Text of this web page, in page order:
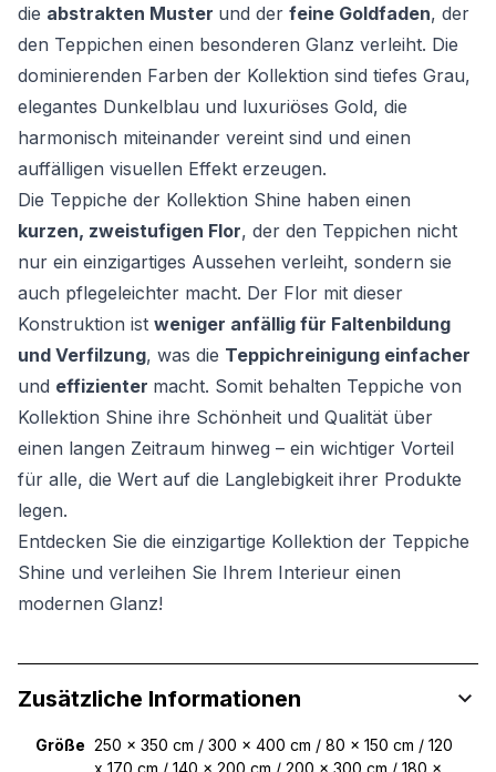
die abstrakten Muster und der feine Goldfaden, der
den Teppichen einen besonderen Glanz verleiht. Die
dominierenden Farben der Kollektion sind tiefes Grau,
elegantes Dunkelblau und luxuriöses Gold, die
harmonisch miteinander vereint sind und einen
auffälligen visuellen Effekt erzeugen.
Die Teppiche der Kollektion Shine haben einen
kurzen, zweistufigen Flor, der den Teppichen nicht
nur ein einzigartiges Aussehen verleiht, sondern sie
auch pflegeleichter macht. Der Flor mit dieser
Konstruktion ist weniger anfällig für Faltenbildung
und Verfilzung, was die Teppichreinigung einfacher
und effizienter macht. Somit behalten Teppiche von
Kollektion Shine ihre Schönheit und Qualität über
einen langen Zeitraum hinweg – ein wichtiger Vorteil
für alle, die Wert auf die Langlebigkeit ihrer Produkte
legen.
Entdecken Sie die einzigartige Kollektion der Teppiche
Shine und verleihen Sie Ihrem Interieur einen
modernen Glanz!
Zusätzliche Informationen
Größe 250 x 350 cm / 300 x 400 cm / 80 x 150 cm / 120
x 170 cm / 140 x 200 cm / 200 x 300 cm / 180 x